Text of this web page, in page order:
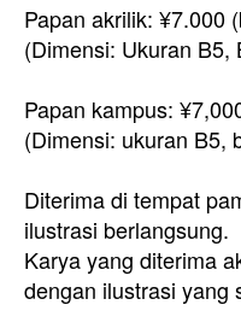
Papan akrilik: ¥7.000
(Dimensi: Ukuran B5,
Papan kampus:
(Dimensi: ukuran B5,
Diterima di tempat
ilustrasi berlangsung.
Karya yang diterima
dengan ilustrasi yang